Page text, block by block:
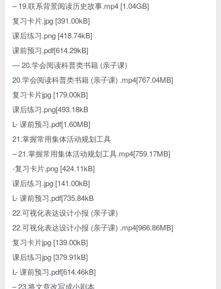
– 19.联系背景阅读历史故事.mp4 [1.04GB]
复习卡片.jpg [391.00kB]
课后练习.png [418.74kB]
课前预习.pdf[614.29kB]
— 20.学会阅读科普类书籍 (亲子课)
20.学会阅读科普类书籍 (亲子课) .mp4[767.04MB]
复习卡片jpg [179.00kB]
课后练习.png[493.18kB
L- 课前预习.pdf[1.60MB]
21.掌握常用集体活动规划工具
– 21.掌握常用集体活动规划工具.mp4[759.17MB]
-复习卡片.png [424.11kB]
课后练习.jpg [141.00kB]
L- 课前预习.pdf[735.84kB
22.可视化表达设计小报 (亲子课)
22.可视化表达设计小报 (亲子课) .mp4[966.86MB]
复习卡片jpg [139.00kB]
课后练习jpg [379.91kB]
L- 课前预习.pdf[614.46kB]
– 23.将文章改写成小剧本